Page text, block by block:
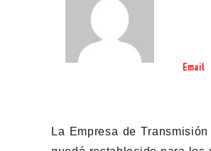
Email
La Empresa de